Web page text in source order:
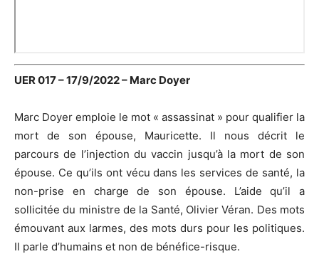
UER 017 – 17/9/2022 – Marc Doyer
Marc Doyer emploie le mot « assassinat » pour qualifier la
mort de son épouse, Mauricette. Il nous décrit le
parcours de l’injection du vaccin jusqu’à la mort de son
épouse. Ce qu’ils ont vécu dans les services de santé, la
non-prise en charge de son épouse. L’aide qu’il a
sollicitée du ministre de la Santé, Olivier Véran. Des mots
émouvant aux larmes, des mots durs pour les politiques.
Il parle d’humains et non de bénéfice-risque.